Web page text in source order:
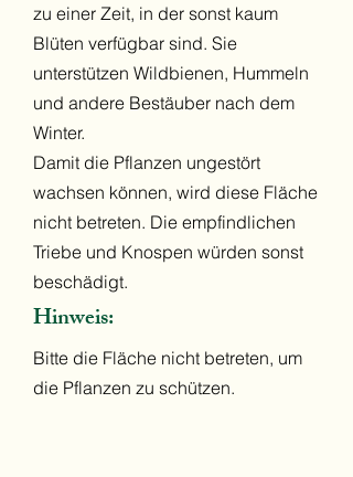
zu einer Zeit, in der sonst kaum
Blüten verfügbar sind. Sie
unterstützen Wildbienen, Hummeln
und andere Bestäuber nach dem
Winter.
Damit die Pflanzen ungestört
wachsen können, wird diese Fläche
nicht betreten. Die empfindlichen
Triebe und Knospen würden sonst
beschädigt.
Hinweis:
Bitte die Fläche nicht betreten, um
die Pflanzen zu schützen.